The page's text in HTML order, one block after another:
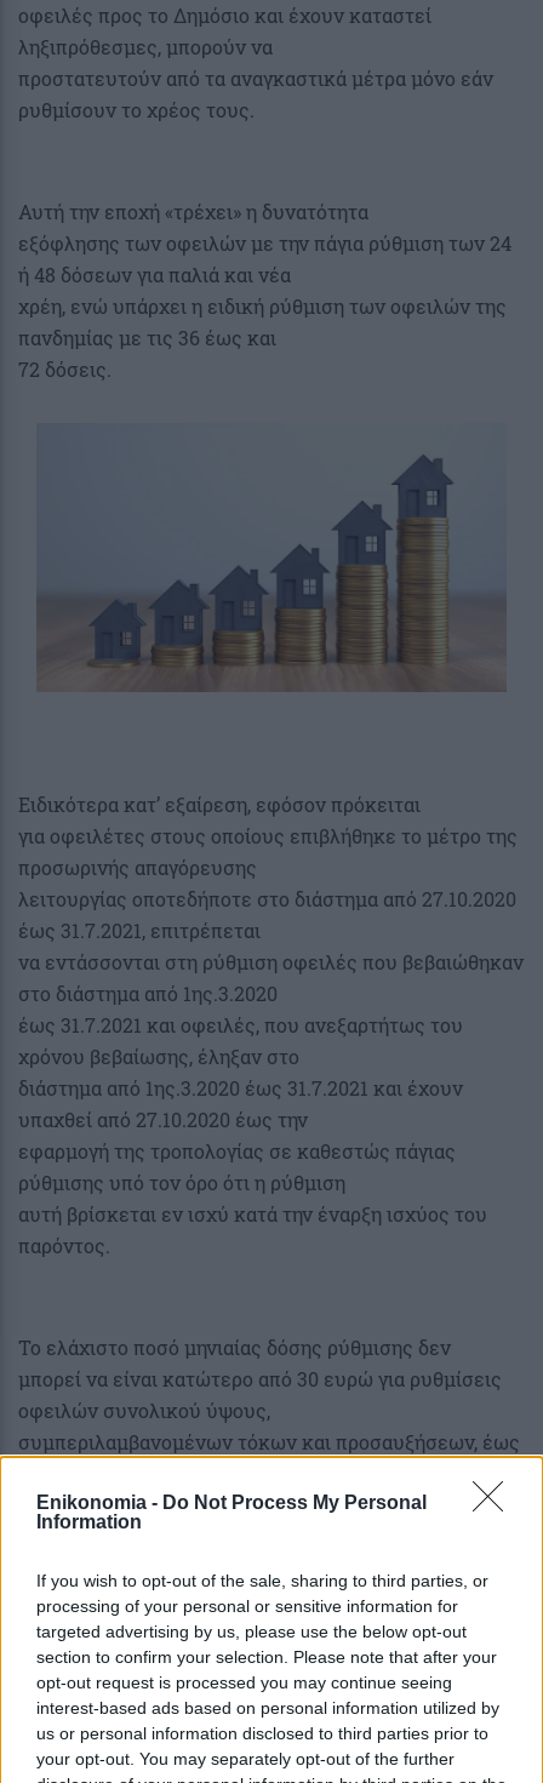
Enikonomia - Do Not Process My Personal
Information
If you wish to opt-out of the sale, sharing to third parties, or
processing of your personal or sensitive information for
targeted advertising by us, please use the below opt-out
section to confirm your selection. Please note that after your
opt-out request is processed you may continue seeing
interest-based ads based on personal information utilized by
us or personal information disclosed to third parties prior to
your opt-out. You may separately opt-out of the further
οφειλές προς το Δημόσιο και έχουν καταστεί
ληξιπρόθεσμες, μπορούν να
προστατευτούν από τα αναγκαστικά μέτρα μόνο εάν
ρυθμίσουν το χρέος τους.
Αυτή την εποχή «τρέχει» η δυνατότητα
εξόφλησης των οφειλών με την πάγια ρύθμιση των 24
ή 48 δόσεων για παλιά και νέα
χρέη, ενώ υπάρχει η ειδική ρύθμιση των οφειλών της
πανδημίας με τις 36 έως και
72 δόσεις.
Ειδικότερα κατ’ εξαίρεση, εφόσον πρόκειται
για οφειλέτες στους οποίους επιβλήθηκε το μέτρο της
προσωρινής απαγόρευσης
λειτουργίας οποτεδήποτε στο διάστημα από 27.10.2020
έως 31.7.2021, επιτρέπεται
να εντάσσονται στη ρύθμιση οφειλές που βεβαιώθηκαν
στο διάστημα από 1ης.3.2020
έως 31.7.2021 και οφειλές, που ανεξαρτήτως του
χρόνου βεβαίωσης, έληξαν στο
διάστημα από 1ης.3.2020 έως 31.7.2021 και έχουν
υπαχθεί από 27.10.2020 έως την
εφαρμογή της τροπολογίας σε καθεστώς πάγιας
ρύθμισης υπό τον όρο ότι η ρύθμιση
αυτή βρίσκεται εν ισχύ κατά την έναρξη ισχύος του
παρόντος.
Το ελάχιστο ποσό μηνιαίας δόσης ρύθμισης δεν
μπορεί να είναι κατώτερο από 30 ευρώ για ρυθμίσεις
οφειλών συνολικού ύψους,
συμπεριλαμβανομένων τόκων και προσαυξήσεων, έως
ευρώ για ρυθμίσεις οφειλών συνολικού ύψους,
συμπεριλαμβανομένων τόκων και
καθυστέρησης καταβολής δόσης,
επιβάλλεται μηνιαία προσαύξηση 5%.